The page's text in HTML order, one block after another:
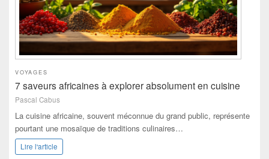
VOYAGES
7 saveurs africaines à explorer absolument en cuisine
Pascal Cabus
La cuisine africaine, souvent méconnue du grand public, représente
pourtant une mosaïque de traditions culinaires…
Lire l'article